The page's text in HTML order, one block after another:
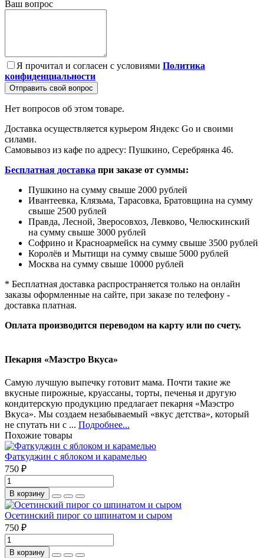
Ваш вопрос
Я прочитал и согласен с условиями Политика
конфиденциальности
Отправить свой вопрос
Нет вопросов об этом товаре.
Доставка осуществляется курьером Яндекс Go и своими
силами.
Самовывоз из кафе по адресу: Пушкино, Серебрянка 46.
Бесплатная доставка при заказе от суммы:
Пушкино на сумму свыше 2000 рублей
Ивантеевка, Клязьма, Тарасовка, Братовщина на сумму
свыше 2500 рублей
Правда, Лесной, Зверосовхоз, Левково, Челюскинский
на сумму свыше 3000 рублей
Софрино и Красноармейск на сумму свыше 3500 рублей
Королёв и Мытищи на сумму свыше 5000 рублей
Москва на сумму свыше 10000 рублей
* Бесплатная доставка распространяется только на онлайн
заказы оформленные на сайте, при заказе по телефону -
доставка платная.
Оплата производится переводом на карту или по счету.
Пекарня «Маэстро Вкуса»
Самую лучшую выпечку готовит мама. Почти такие же
вкусные пирожные, круассаны, торты, печенья и другую
кондитерскую продукцию предлагает пекарня «Маэстро
Вкуса». Мы создаем незабываемый «вкус детства», который
не спутать ни с ... Подробнее...
Похожие товары
Фаткуджин с яблоком и карамелью
750 ₽
В корзину
Осетинский пирог со шпинатом и сыром
750 ₽
В корзину